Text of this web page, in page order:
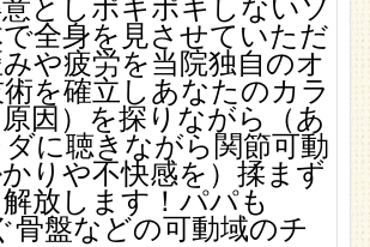
としポキポキしないソ
全身を見させていただ
や疲労を当院独自のオ
を確立しあなたのカラ
因）を探りながら（あ
に聴きながら関節可動
りや不快感を）揉まず
放します！パパも
骨盤などの可動域のチ